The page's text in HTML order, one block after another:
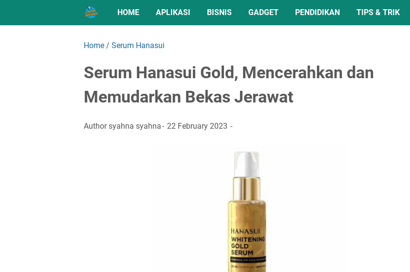
HOME APLIKASI BISNIS GADGET PENDIDIKAN TIPS & TRIK
Home / Serum Hanasui
Serum Hanasui Gold, Mencerahkan dan
Memudarkan Bekas Jerawat
Authorsyahna syahna 22 February 2023